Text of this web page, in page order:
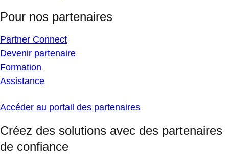
Pour nos partenaires
Partner Connect
Devenir partenaire
Formation
Assistance
Accéder au portail des partenaires
Créez des solutions avec des partenaires
de confiance